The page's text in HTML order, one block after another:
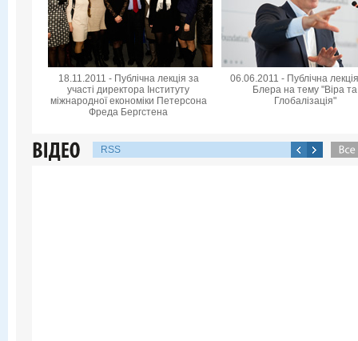
18.11.2011 - Публічна лекція за
участі директора Інституту
міжнародної економіки Петерсона
Фреда Бергстена
06.06.2011 - Публічна
Блера на тему "Віра та
Глобалізація"
RSS